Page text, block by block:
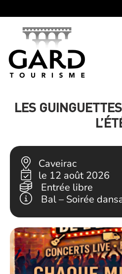
LES
Caveirac
le 12 août 2026
Entrée libre
Bal – Soirée